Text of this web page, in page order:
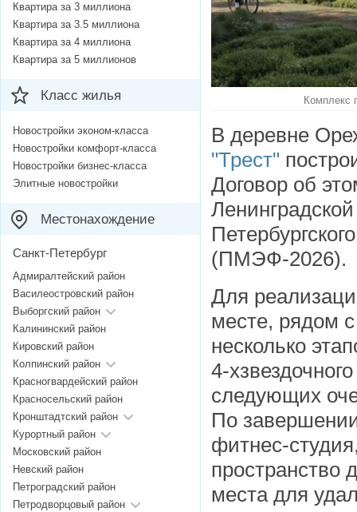
Комплекс
В деревне
"Трест"
Договор об
(ПМЭФ-2026).
Для
месте, рядом
несколько
4-
следующих
По
фитнес-
пространство
места для
Квартира за 3 миллиона
Квартира за 3.5 миллиона
Квартира за 4 миллиона
Квартира за 5 миллионов
Класс жилья
Новостройки эконом-класса
Новостройки комфорт-класса
Новостройки бизнес-класса
Элитные новостройки
Местонахождение
Санкт-Петербург
Адмиралтейский район
Василеостровский район
Выборгский район
Калининский район
Кировский район
Колпинский район
Красногвардейский район
Красносельский район
Кронштадтский район
Курортный район
Московский район
Невский район
Петроградский район
Петродворцовый район